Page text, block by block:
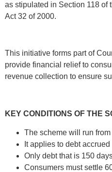
as stipulated in Section 118 of
Act 32 of 2000.
This initiative forms part of
provide financial relief to
revenue collection to ensure
KEY CONDITIONS OF THE
The scheme will run
It applies to debt
Only debt that is 150
Consumers must settle